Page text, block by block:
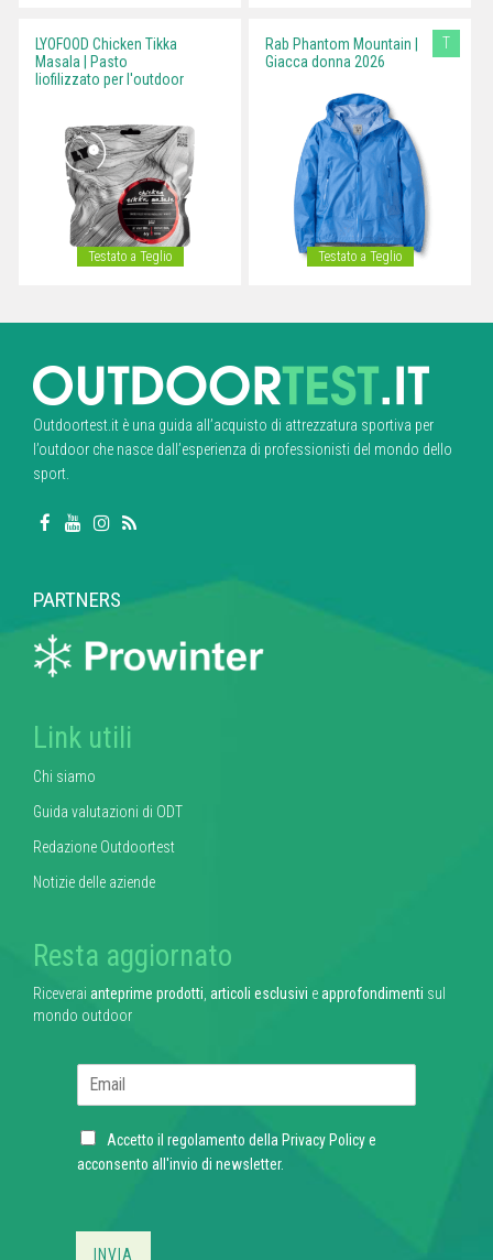
LYOFOOD Chicken Tikka
Masala | Pasto
liofilizzato per l'outdoor
Testato a Teglio
Rab Phantom Mountain |
Giacca donna 2026
T
Testato a Teglio
Outdoortest.it è una guida all’acquisto di attrezzatura sportiva per
l’outdoor che nasce dall’esperienza di professionisti del mondo dello
sport.
PARTNERS
Link utili
Chi siamo
Guida valutazioni di ODT
Redazione Outdoortest
Notizie delle aziende
Resta aggiornato
Riceverai anteprime prodotti articoli esclusivi eapprofondimenti sul
mondo outdoor
l
C
h
Accetto il regolamento della Privacy Policye
acconsento all'invio di newsletter.
INVIA